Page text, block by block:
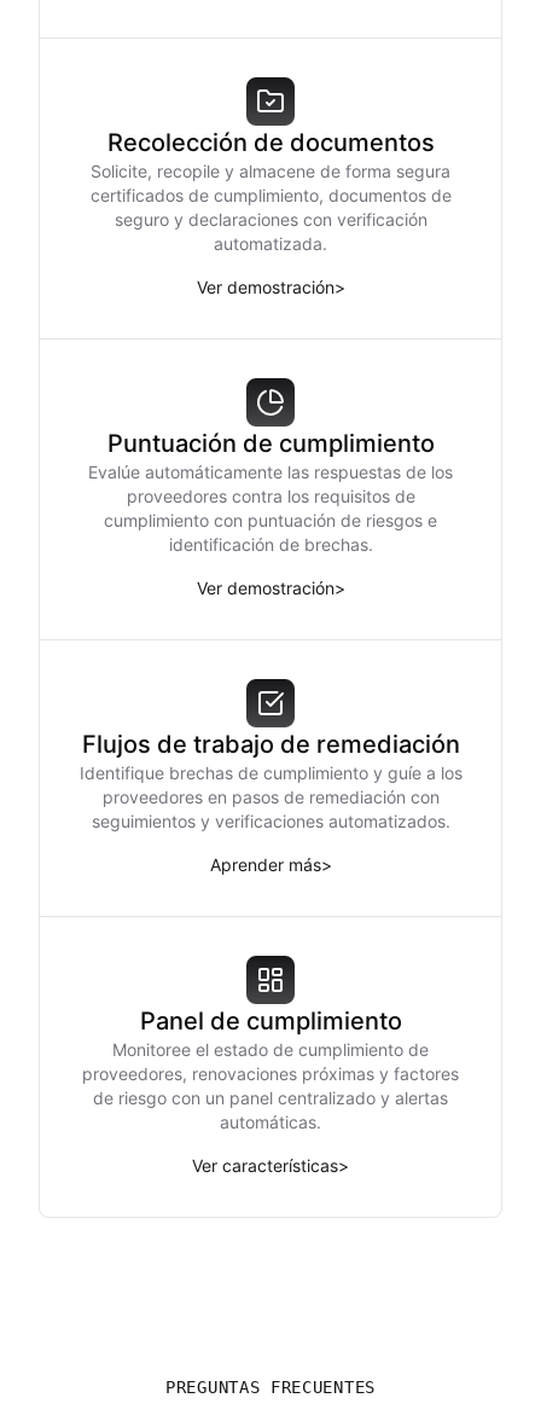
Recolección de documentos
Solicite, recopile y almacene de forma segura
certificados de cumplimiento, documentos de
seguro y declaraciones con verificación
automatizada.
Ver demostración>
Puntuación de cumplimiento
Evalúe automáticamente las respuestas de los
proveedores contra los requisitos de
cumplimiento con puntuación de riesgos e
identificación de brechas.
Ver demostración>
Flujos de trabajo de remediación
Identifique brechas de cumplimiento y guíe a los
proveedores en pasos de remediación con
seguimientos y verificaciones automatizados.
Aprender más>
Panel de cumplimiento
Monitoree el estado de cumplimiento de
proveedores, renovaciones próximas y factores
de riesgo con un panel centralizado y alertas
automáticas.
Ver características>
PREGUNTAS FRECUENTES